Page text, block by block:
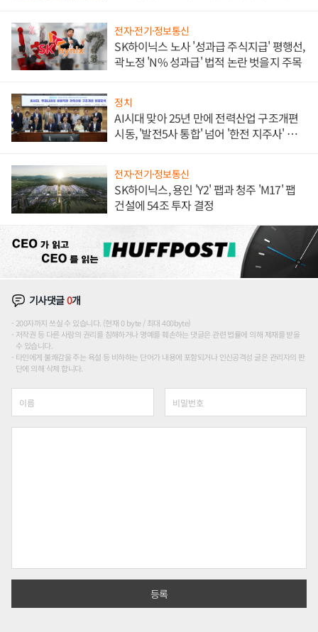
전자·전기·정보통신
SK하이닉스 노사 '성과급 주식지급' 평행선,
곽노정 'N% 성과급' 법적 논란 벗을지 주목
정치
AI시대 맞아 25년 만에 전력산업 구조개편
시동, '발전5사 통합' 넘어 '한전 지주사' 재편
전자·전기·정보통신
SK하이닉스, 용인 'Y2' 팹과 청주 'M17' 팹
건설에 54조 투자 결정
기사댓글0개
200자까지 쓰실 수 있습니다. (현재 0 byte / 최대 400byte)
저작권 등 다른 사람의 권리를 침해하거나 명예를 훼손하는 댓글은 관련 법률에 의해 제재를 받을
수 있습니다.
타인에게 불쾌감을 주는 욕설 등 비하하는 단어가 내용에 포함되거나 인신공격성 글은 관리자의 판
단에 의해 삭제 합니다.